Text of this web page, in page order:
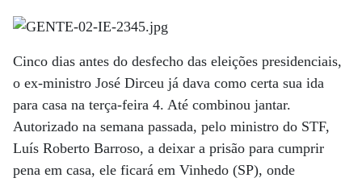
Cinco dias antes do desfecho das eleições presidenciais,
o ex-ministro José Dirceu já dava como certa sua ida
para casa na terça-feira 4. Até combinou jantar.
Autorizado na semana passada, pelo ministro do STF,
Luís Roberto Barroso, a deixar a prisão para cumprir
pena em casa, ele ficará em Vinhedo (SP), onde